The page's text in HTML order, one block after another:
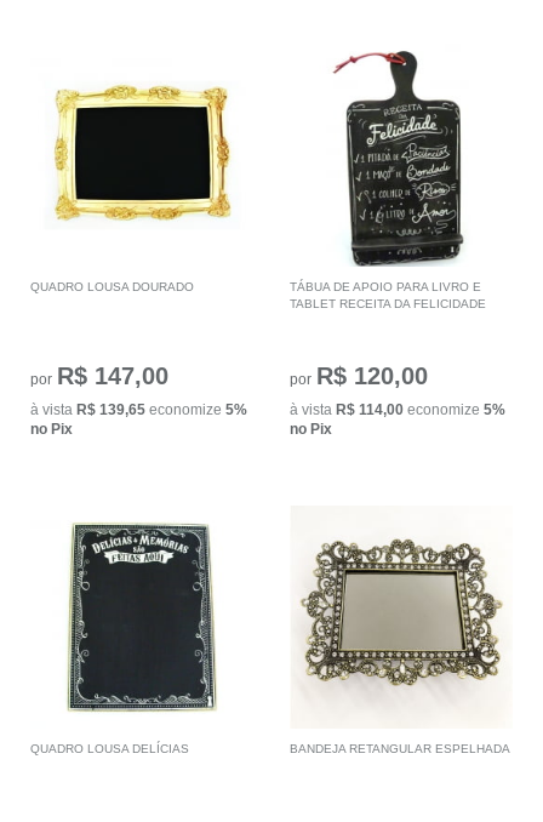
QUADRO LOUSA DOURADO
por R$ 147,00
à vista R$ 139,65 economize 5%
no Pix
TÁBUA DE APOIO PARA LIVRO E
TABLET RECEITA DA FELICIDADE
por R$ 120,00
à vista R$ 114,00 economize 5%
no Pix
QUADRO LOUSA DELÍCIAS BANDEJA RETANGULAR ESPELHADA